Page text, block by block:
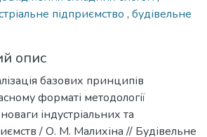
підприємство , будівельне
опис
базових принципів
форматі методології
індустріальних та
/ О. М. Малихіна // Будівельне